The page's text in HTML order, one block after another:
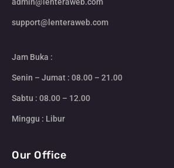
support@lenteraweb.com
Jam Buka :
Senin – Jumat : 08.00 – 21.00
Sabtu : 08.00 – 12.00
Minggu : Libur
Our Office